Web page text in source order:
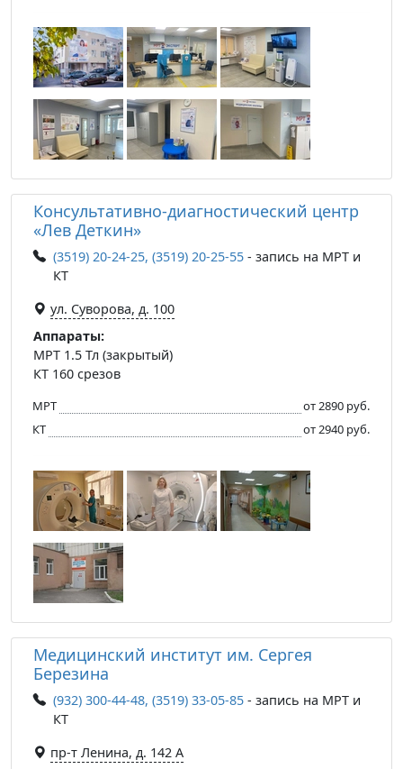
Консультативно-диагностический центр
«Лев Деткин»
(3519) 20-24-25, (3519) 20-25-55 - запись на МРТ и
КТ
ул. Суворова, д. 100
Аппараты:
МРТ 1.5 Тл (закрытый)
КТ 160 срезов
МРТ
от 2890 руб.
КТ
от 2940 руб.
Медицинский институт им. Сергея
Березина
(932) 300-44-48, (3519) 33-05-85 - запись на МРТ и
КТ
пр-т Ленина, д. 142 А